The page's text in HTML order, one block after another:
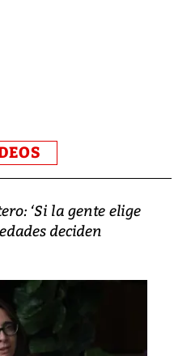
‘Si la gente elige
deciden